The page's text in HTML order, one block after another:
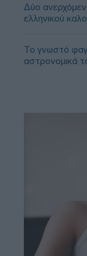
Δύο
ελληνικού
Το γνωστό
αστρονομικά